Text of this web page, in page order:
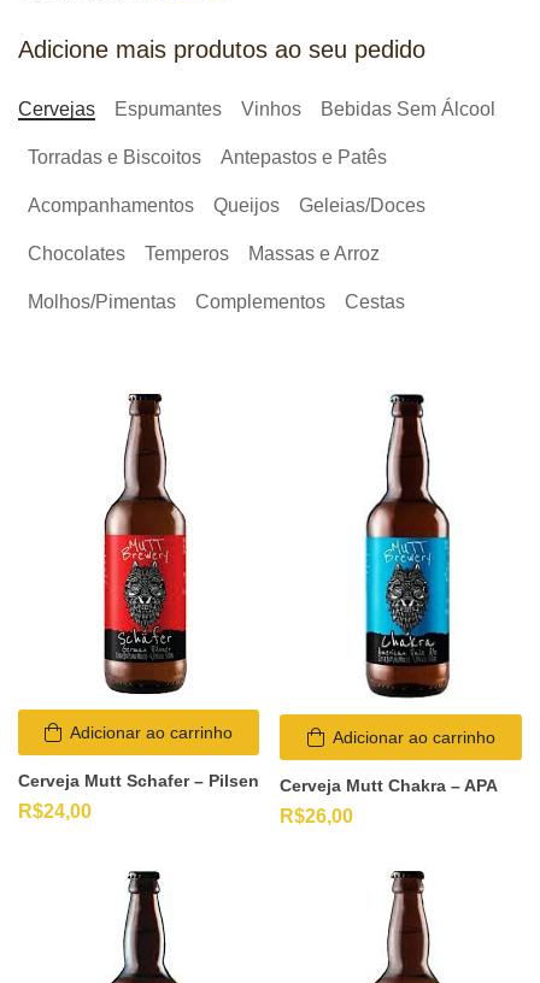
Adicione mais produtos ao seu pedido
Cervejas Espumantes Vinhos Bebidas Sem Álcool
Torradas e Biscoitos Antepastos e Patês
Acompanhamentos Queijos Geleias/Doces
Chocolates Temperos Massas e Arroz
Molhos/Pimentas Complementos Cestas
Adicionar ao carrinho
Cerveja Mutt Schafer – Pilsen
R$24,00
Adicionar ao carrinho
Cerveja Mutt Chakra – APA
R$26,00